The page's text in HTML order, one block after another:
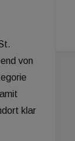
von
klar